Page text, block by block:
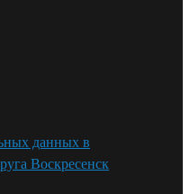
данных в
Воскресенск